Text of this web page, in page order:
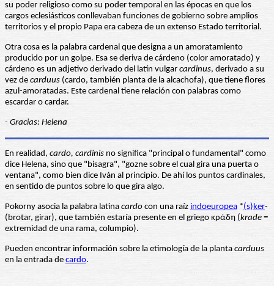
su poder religioso como su poder temporal en las épocas en que los
cargos eclesiásticos conllevaban funciones de gobierno sobre amplios
territorios y el propio Papa era cabeza de un extenso Estado territorial.
Otra cosa es la palabra cardenal que designa a un amoratamiento
producido por un golpe. Esa se deriva de cárdeno (color amoratado) y
cárdeno es un adjetivo derivado del latín vulgar cardinus, derivado a su
vez de carduus (cardo, también planta de la alcachofa), que tiene flores
azul-amoratadas. Este cardenal tiene relación con palabras como
escardar o cardar.
- Gracias: Helena
En realidad, cardo, cardinis no significa "principal o fundamental" como
dice Helena, sino que "bisagra", "gozne sobre el cual gira una puerta o
ventana", como bien dice Iván al principio. De ahí los puntos cardinales,
en sentido de puntos sobre lo que gira algo.
Pokorny asocia la palabra latina cardo con una raíz indoeuropea *(s)ker-
(brotar, girar), que también estaría presente en el griego κράδη (krade =
extremidad de una rama, columpio).
Pueden encontrar información sobre la etimología de la planta carduus
en la entrada de cardo.